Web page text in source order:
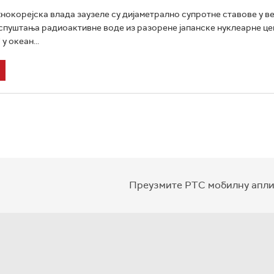
влада заузеле су дијаметрално супротне ставове у
радиоактивне воде из разорене јапанске нуклеарне
океан...
Преузмите РТС мобилну